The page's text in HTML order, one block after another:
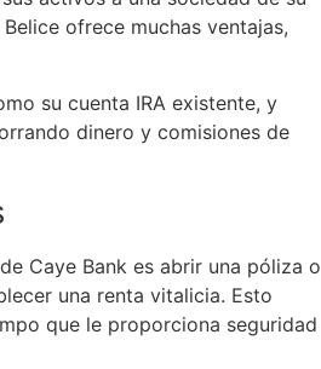
ofrece muchas ventajas,
su cuenta IRA existente, y
dinero y comisiones de
Caye Bank es abrir una póliza o
una renta vitalicia. Esto
que le proporciona seguridad